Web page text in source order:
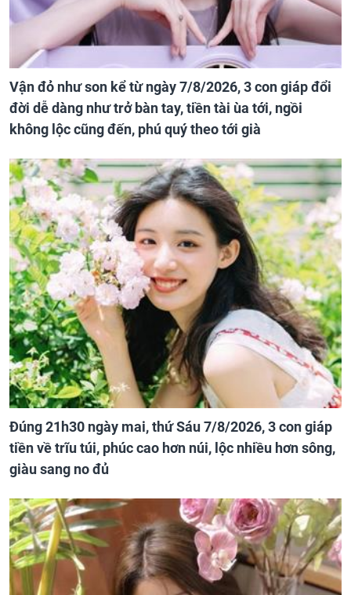
Vận đỏ như son kể từ ngày 7/8/2026, 3 con giáp đổi
đời dễ dàng như trở bàn tay, tiền tài ùa tới, ngồi
không lộc cũng đến, phú quý theo tới già
Đúng 21h30 ngày mai, thứ Sáu 7/8/2026, 3 con giáp
tiền về trĩu túi, phúc cao hơn núi, lộc nhiều hơn sông,
giàu sang no đủ